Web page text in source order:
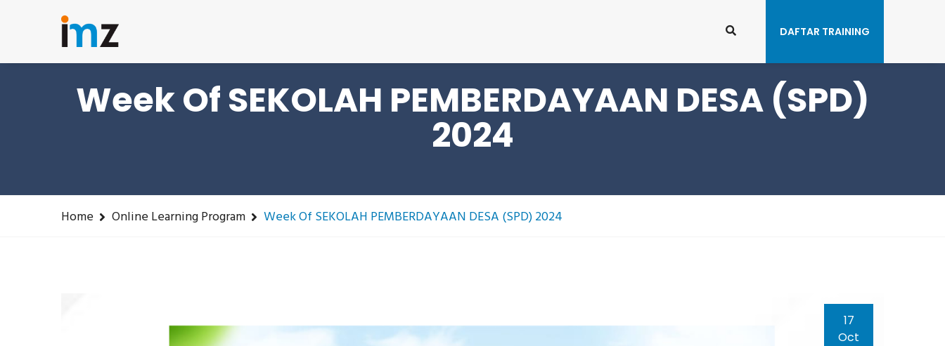
DAFTAR TRAINING
Week Of SEKOLAH PEMBERDAYAAN DESA (SPD)
2024
Home Online Learning Program Week Of SEKOLAH PEMBERDAYAAN DESA (SPD) 2024
17
Oct